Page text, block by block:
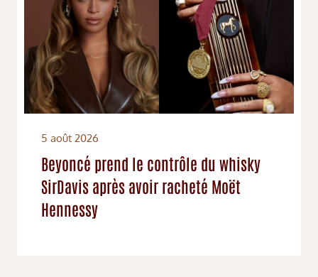
5 août 2026
Beyoncé prend le contrôle du whisky
SirDavis après avoir racheté Moët
Hennessy